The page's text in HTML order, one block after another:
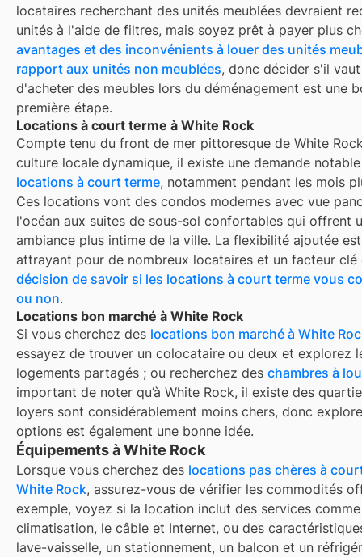
locataires recherchant des unités meublées devraient
unités à l'aide de filtres, mais soyez prêt à payer plus
avantages et des inconvénients à louer des unités
rapport aux unités non meublées, donc décider s'il
d'acheter des meubles lors du déménagement est une
première étape.
Locations à court terme à White Rock
Compte tenu du front de mer pittoresque de White
culture locale dynamique, il existe une demande
locations à court terme, notamment pendant les mois
Ces locations vont des condos modernes avec vue
l'océan aux suites de sous-sol confortables qui offrent
ambiance plus intime de la ville. La flexibilité ajoutée
attrayant pour de nombreux locataires et un facteur
décision de savoir si les locations à court terme vous
ou non.
Locations bon marché à White Rock
Si vous cherchez des locations bon marché à White
essayez de trouver un colocataire ou deux et explorez
logements partagés ; ou recherchez des chambres à
important de noter qu’à White Rock, il existe des
loyers sont considérablement moins chers, donc
options est également une bonne idée.
Équipements à White Rock
Lorsque vous cherchez des locations pas chères à
White Rock, assurez-vous de vérifier les commodités
exemple, voyez si la location inclut des services
climatisation, le câble et Internet, ou des
lave-vaisselle, un stationnement, un balcon et un